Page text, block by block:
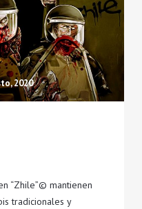
2020
“Zhile”© mantienen
tradicionales y